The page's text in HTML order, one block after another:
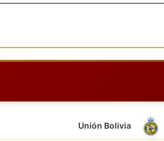
Unión Bolivia